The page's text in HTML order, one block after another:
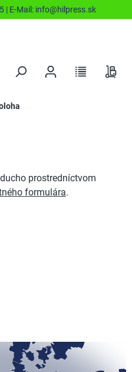
| E-Mail: info@hilpress.sk
prostredníctvom
formulára.